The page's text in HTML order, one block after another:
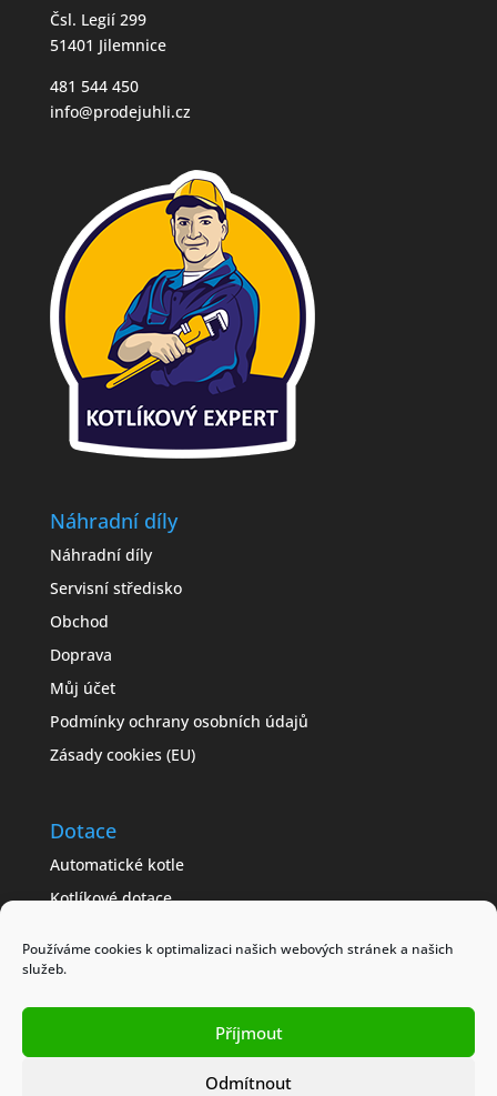
Používáme cookies k optimalizaci našich webových stránek a našich
služeb.
Příjmout
Odmítnout
Čsl. Legií 299
51401 Jilemnice
481 544 450
info@prodejuhli.cz
Náhradní díly
Náhradní díly
Servisní středisko
Obchod
Doprava
Můj účet
Podmínky ochrany osobních údajů
Zásady cookies (EU)
Dotace
Automatické kotle
Kotlíkové dotace
Jak získat dotaci